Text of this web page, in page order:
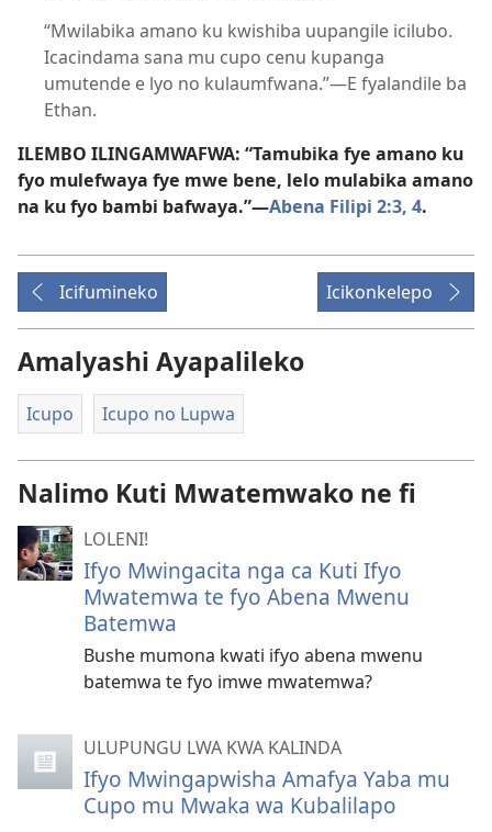
“Mwilabika amano ku kwishiba uupangile icilubo.
Icacindama sana mu cupo cenu kupanga
umutende e lyo no kulaumfwana.”—E fyalandile ba
Ethan.
ILEMBO ILINGAMWAFWA: “Tamubika fye amano ku
fyo mulefwaya fye mwe bene, lelo mulabika amano
na ku fyo bambi bafwaya.”—Abena Filipi 2:3, 4.
Icifumineko Icikonkelepo
Amalyashi Ayapalileko
Icupo Icupo no Lupwa
Nalimo Kuti Mwatemwako ne fi
LOLENI!
Ifyo Mwingacita nga ca Kuti Ifyo
Mwatemwa te fyo Abena Mwenu
Batemwa
Bushe mumona kwati ifyo abena mwenu
batemwa te fyo imwe mwatemwa?
ULUPUNGU LWA KWA KALINDA
Ifyo Mwingapwisha Amafya Yaba mu
Cupo mu Mwaka wa Kubalilapo